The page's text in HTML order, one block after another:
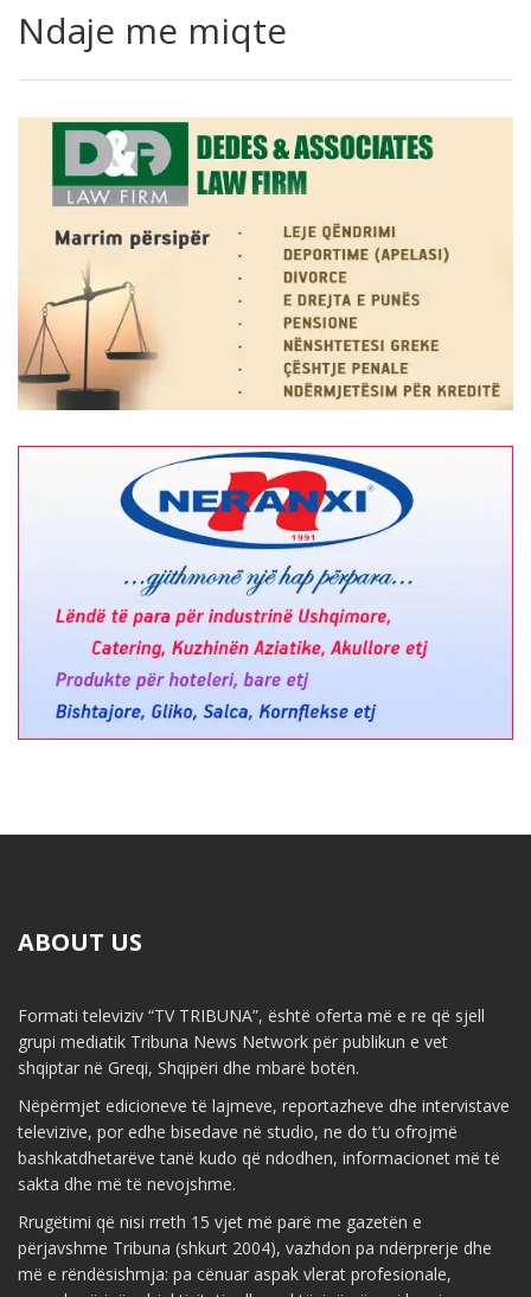
Ndaje me miqte
ABOUT US
Formati televiziv “TV TRIBUNA”, është oferta më e re që sjell
grupi mediatik Tribuna News Network për publikun e vet
shqiptar në Greqi, Shqipëri dhe mbarë botën.
Nëpërmjet edicioneve të lajmeve, reportazheve dhe intervistave
televizive, por edhe bisedave në studio, ne do t’u ofrojmë
bashkatdhetarëve tanë kudo që ndodhen, informacionet më të
sakta dhe më të nevojshme.
Rrugëtimi që nisi rreth 15 vjet më parë me gazetën e
përjavshme Tribuna (shkurt 2004), vazhdon pa ndërprerje dhe
më e rëndësishmja: pa cënuar aspak vlerat profesionale,